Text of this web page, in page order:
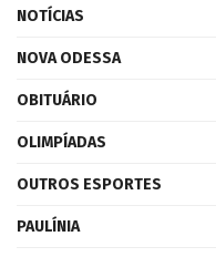
NOTÍCIAS
NOVA ODESSA
OBITUÁRIO
OLIMPÍADAS
OUTROS ESPORTES
PAULÍNIA